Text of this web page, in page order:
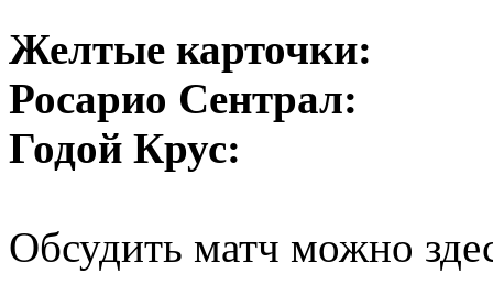
Желтые карточки:
Росарио Сентрал:
Годой Крус:
Обсудить матч можно